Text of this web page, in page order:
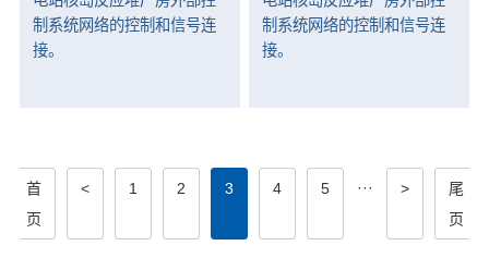
制系统网络的控制和信号连
接。
制系统网络的控制和信号连
接。
首
页
< 1 2 3 4 5 ··· >
尾
页